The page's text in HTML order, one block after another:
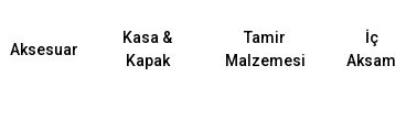
Aksesuar
Kasa &
Kapak
Tamir
Malzemesi
İç
Aksam